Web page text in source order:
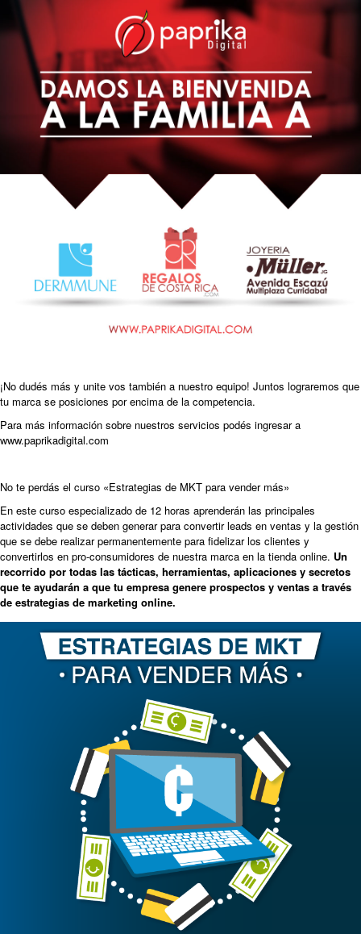
¡No dudés más y unite vos también a nuestro equipo! Juntos lograremos que
tu marca se posiciones por encima de la competencia.
Para más información sobre nuestros servicios podés ingresar a
www.paprikadigital.com
No te perdás el curso «Estrategias de MKT para vender más»
En este curso especializado de 12 horas aprenderán las principales
actividades que se deben generar para convertir leads en ventas y la gestión
que se debe realizar permanentemente para fidelizar los clientes y
convertirlos en pro-consumidores de nuestra marca en la tienda online. Un
recorrido por todas las tácticas, herramientas, aplicaciones y secretos
que te ayudarán a que tu empresa genere prospectos y ventas a través
de estrategias de marketing online.